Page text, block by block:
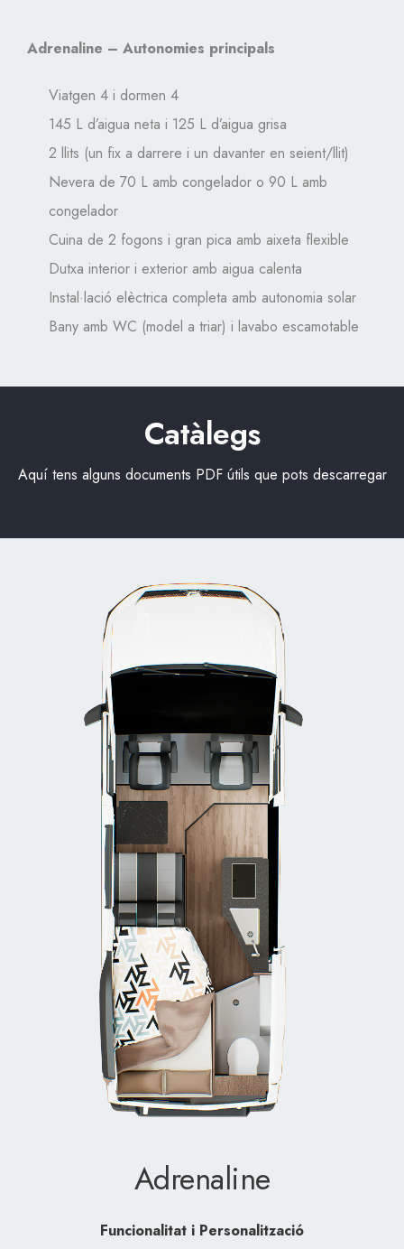
Adrenaline – Autonomies principals
Viatgen 4 i dormen 4
145 L d’aigua neta i 125 L d’aigua grisa
2 llits (un fix a darrere i un davanter en seient/llit)
Nevera de 70 L amb congelador o 90 L amb
congelador
Cuina de 2 fogons i gran pica amb aixeta flexible
Dutxa interior i exterior amb aigua calenta
Instal·lació elèctrica completa amb autonomia solar
Bany amb WC (model a triar) i lavabo escamotable
Catàlegs
Aquí tens alguns documents PDF útils que pots descarregar
Adrenaline
Funcionalitat i Personalització